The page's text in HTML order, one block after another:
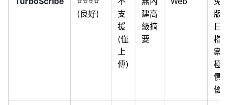
(良好)
支
援
(僅
上
傳)
建高
級摘
要
版
日3
檔
案
極
價
優